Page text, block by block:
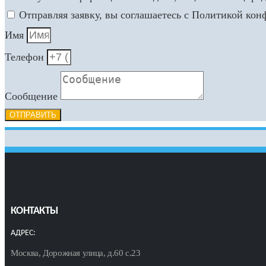
Отправляя заявку, вы соглашаетесь с Политикой
Имя
Телефон
Сообщение
ОТПРАВИТЬ
КОНТАКТЫ
АДРЕС:
Москва, Дорожная улица, д.60 с.23